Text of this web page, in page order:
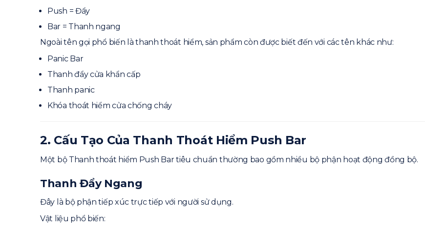
Trường Học
Trung Tâm Thương Mại
7. Tiêu Chuẩn Lắp Đặt Thanh Thoát Hiểm Push Bar
8. Kinh Nghiệm Chọn Thanh Thoát Hiểm Push Bar Chất Lượng
Kiểm Tra Hồ Sơ Kỹ Thuật
9. Vì Sao Nên Chọn Thanh Thoát Hiểm Tại 3CElectric?
Push Bar và Panic Bar có phải là một không?
Có bắt buộc lắp trên cửa chống cháy không?
Có thể mở từ bên ngoài không?
11. Kết Luận
Push = Đẩy
Bar = Thanh ngang
Ngoài tên gọi phổ biến là thanh thoát hiểm, sản phẩm còn được biết đến với các tên khác như:
Panic Bar
Thanh đẩy cửa khẩn cấp
Thanh panic
Khóa thoát hiểm cửa chống cháy
2. Cấu Tạo Của Thanh Thoát Hiểm Push Bar
Một bộ Thanh thoát hiểm Push Bar tiêu chuẩn thường bao gồm nhiều bộ phận hoạt động đồng bộ.
Thanh Đẩy Ngang
Đây là bộ phận tiếp xúc trực tiếp với người sử dụng.
Vật liệu phổ biến: